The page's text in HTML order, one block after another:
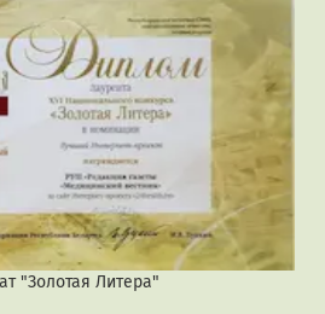
"Золотая Литера"